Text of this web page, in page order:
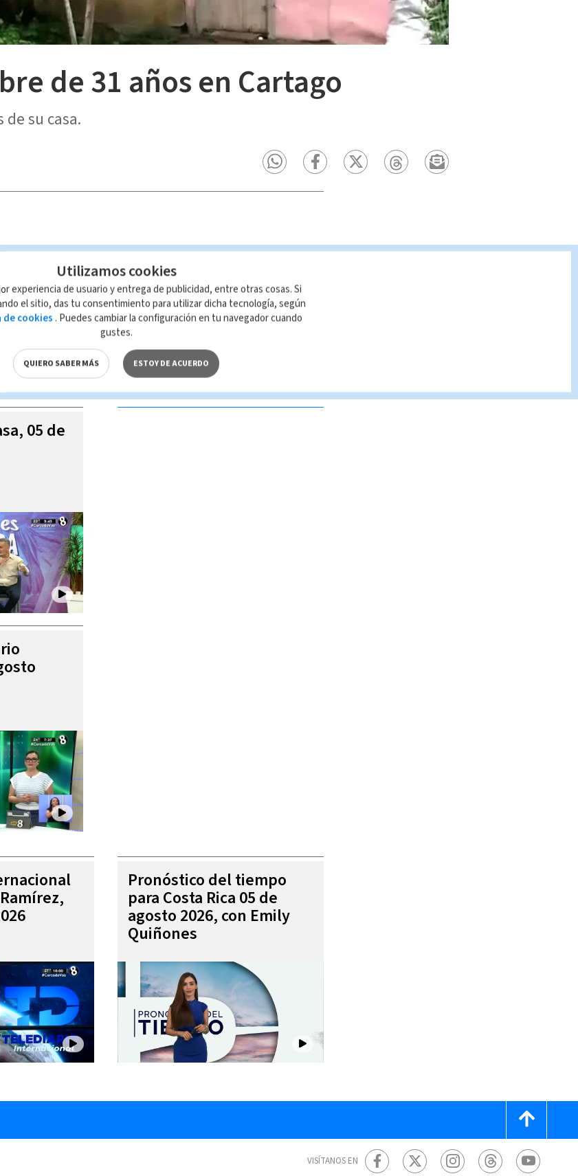
de 31 años en Cartago
su casa.
mismo que es propiedad de TELEDIARIO; su reproducción no
05 de
Pronóstico del tiempo
para Costa Rica 05 de
agosto 2026, con Emily
Quiñones
VISÍTANOS EN
Utilizamos cookies
experiencia de usuario y entrega de publicidad, entre otras cosas. Si
el sitio, das tu consentimiento para utilizar dicha tecnología, según
cookies . Puedes cambiar la configuración en tu navegador cuando
gustes.
QUIERO SABER MÁS ESTOY DE ACUERDO